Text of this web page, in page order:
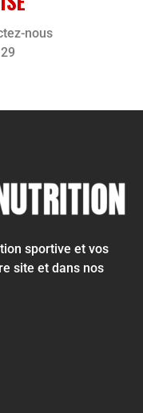
nous
sportive et vos
site et dans nos